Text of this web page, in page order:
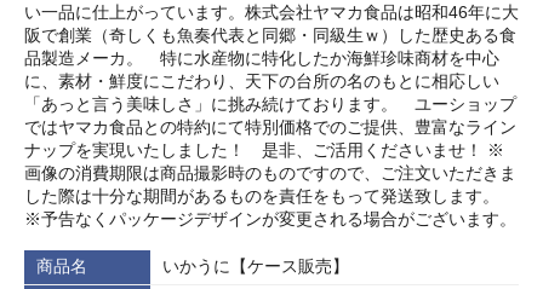
い一品に仕上がっています。株式会社ヤマカ食品は昭和46年に大
阪で創業（奇しくも魚奏代表と同郷・同級生ｗ）した歴史ある食
品製造メーカ。 特に水産物に特化したか海鮮珍味商材を中心
に、素材・鮮度にこだわり、天下の台所の名のもとに相応しい
「あっと言う美味しさ」に挑み続けております。 ユーショップ
ではヤマカ食品との特約にて特別価格でのご提供、豊富なライン
ナップを実現いたしました！ 是非、ご活用くださいませ！ ※
画像の消費期限は商品撮影時のものですので、ご注文いただきま
した際は十分な期間があるものを責任をもって発送致します。
※予告なくパッケージデザインが変更される場合がございます。
商品名 いかうに【ケース販売】